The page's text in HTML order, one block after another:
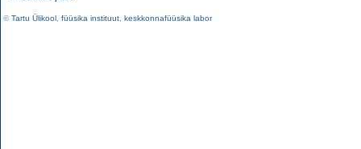
©Tartu Ülikool füüsika instituut keskkonnafüüsika labor